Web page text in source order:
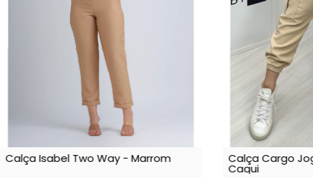
Calça Isabel Two Way - Marrom Calça Cargo
Caqui